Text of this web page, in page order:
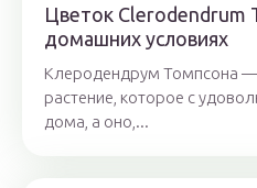
Цветок Clerodendrum
домашних условиях
Клеродендрум Томпсона
растение, которое с
дома, а оно,...